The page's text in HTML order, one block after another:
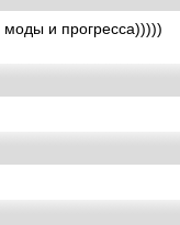
и прогресса)))))